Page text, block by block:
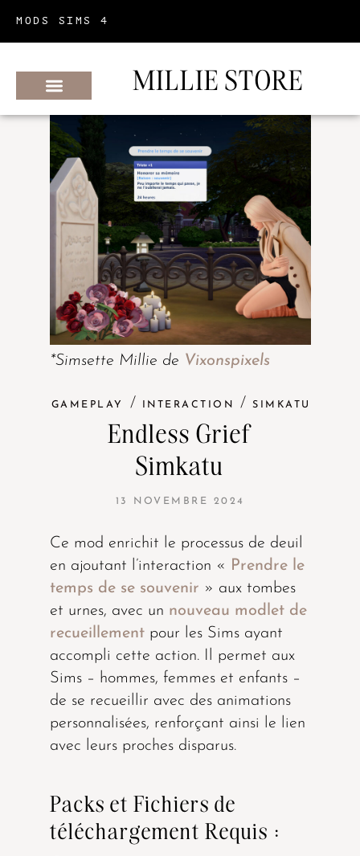
MODS SIMS 4
MILLIE STORE
*Simsette Millie de Vixonspixels
GAMEPLAY / INTERACTION / SIMKATU
Endless Grief
Simkatu
13 NOVEMBRE 2024
Ce mod enrichit le processus de deuil
en ajoutant l’interaction « Prendre le
temps de se souvenir » aux tombes
et urnes, avec un nouveau modlet de
recueillementpour les Sims ayant
accompli cette action. Il permet aux
Sims – hommes, femmes et enfants –
de se recueillir avec des animations
personnalisées, renforçant ainsi le lien
avec leurs proches disparus.
Packs et Fichiers de
téléchargement Requis :